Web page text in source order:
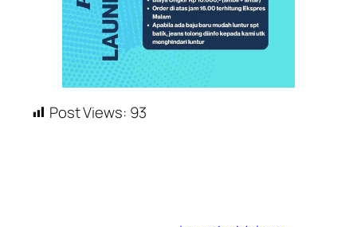
Post Views: 93